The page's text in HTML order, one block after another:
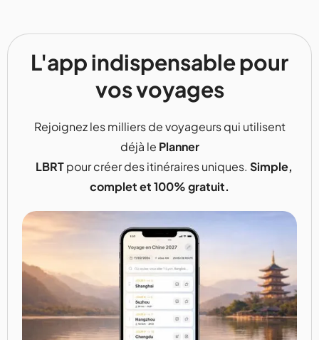
L'app indispensable pour
vos voyages
Rejoignez les milliers de voyageurs qui utilisent
déjà le Planner
LBRTpour créer des itinéraires uniques. Simple,
complet et 100% gratuit.